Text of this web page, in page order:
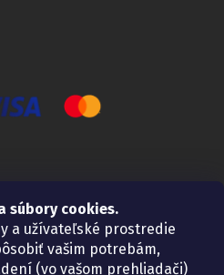
súbory cookies.
a užívateľské prostredie
vašim potrebám,
(vo vašom prehliadači)